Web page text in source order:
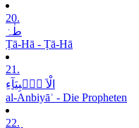
20.
طٰہٰ
Ṭā-Hā - Ṭā-Hā
21.
الْاَ نۡۢبِیَآءِ
al-Anbiyāʾ - Die Propheten
22.